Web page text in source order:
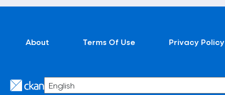
About Terms Of Use Privacy Policy